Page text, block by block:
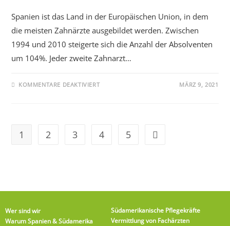
Spanien ist das Land in der Europäischen Union, in dem
die meisten Zahnärzte ausgebildet werden. Zwischen
1994 und 2010 steigerte sich die Anzahl der Absolventen
um 104%. Jeder zweite Zahnarzt…
KOMMENTARE DEAKTIVIERT MÄRZ 9, 2021
1 2 3 4 5
Wer sind wir
Warum Spanien & Südamerika
Südamerikanische Pflegekräfte
Vermittlung von Fachärzten